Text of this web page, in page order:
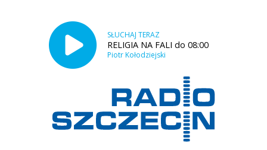
SŁUCHAJ TERAZ
RELIGIA NA FALI do 08:00
Piotr Kołodziejski